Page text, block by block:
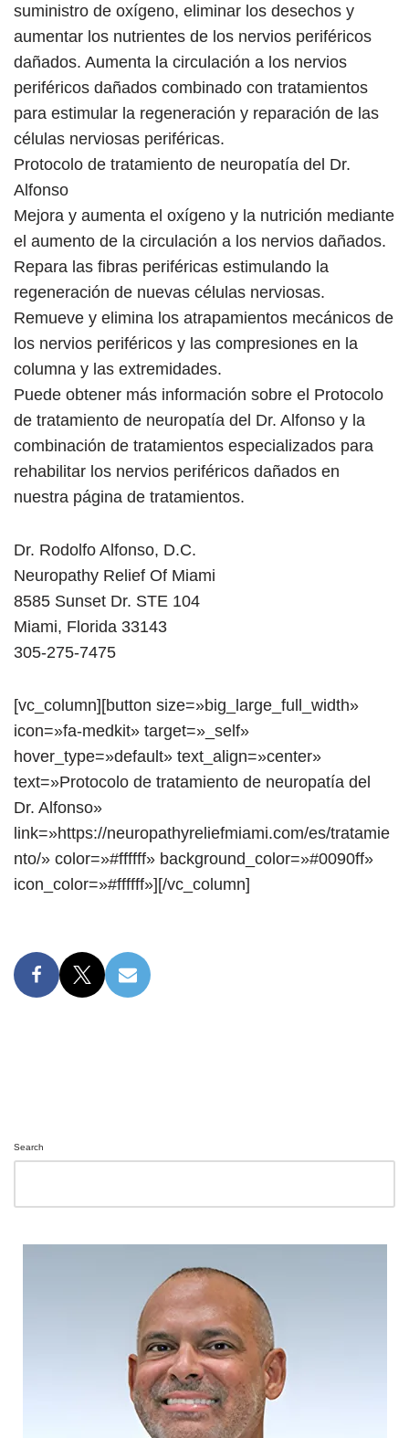
suministro de oxígeno, eliminar los desechos y
aumentar los nutrientes de los nervios periféricos
dañados. Aumenta la circulación a los nervios
periféricos dañados combinado con tratamientos
para estimular la regeneración y reparación de las
células nerviosas periféricas.
Protocolo de tratamiento de neuropatía del Dr.
Alfonso
Mejora y aumenta el oxígeno y la nutrición mediante
el aumento de la circulación a los nervios dañados.
Repara las fibras periféricas estimulando la
regeneración de nuevas células nerviosas.
Remueve y elimina los atrapamientos mecánicos de
los nervios periféricos y las compresiones en la
columna y las extremidades.
Puede obtener más información sobre el Protocolo
de tratamiento de neuropatía del Dr. Alfonso y la
combinación de tratamientos especializados para
rehabilitar los nervios periféricos dañados en
nuestra página de tratamientos.
Dr. Rodolfo Alfonso, D.C.
Neuropathy Relief Of Miami
8585 Sunset Dr. STE 104
Miami, Florida 33143
305-275-7475
[vc_column][button size=»big_large_full_width»
icon=»fa-medkit» target=»_self»
hover_type=»default» text_align=»center»
text=»Protocolo de tratamiento de neuropatía del
Dr. Alfonso»
link=»https://neuropathyreliefmiami.com/es/tratamie
nto/» color=»#ffffff» background_color=»#0090ff»
icon_color=»#ffffff»][/vc_column]
Search